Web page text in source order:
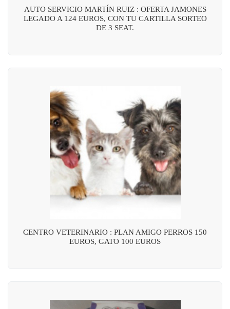
AUTO SERVICIO MARTÍN RUIZ : OFERTA JAMONES
LEGADO A 124 EUROS, CON TU CARTILLA SORTEO
DE 3 SEAT.
CENTRO VETERINARIO : PLAN AMIGO PERROS 150
EUROS, GATO 100 EUROS